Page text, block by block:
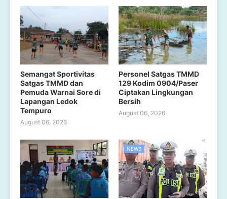
Semangat Sportivitas
Satgas TMMD dan
Pemuda Warnai Sore di
Lapangan Ledok
Tempuro
August 06, 2026
Personel Satgas TMMD
129 Kodim 0904/Paser
Ciptakan Lingkungan
Bersih
August 06, 2026
NEWS